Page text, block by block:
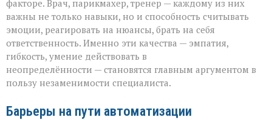
факторе. Врач, парикмахер, тренер — каждому из них
важны не только навыки, но и способность считывать
эмоции, реагировать на нюансы, брать на себя
ответственность. Именно эти качества — эмпатия,
гибкость, умение действовать в
неопределённости — становятся главным аргументом в
пользу незаменимости специалиста.
Барьеры на пути автоматизации